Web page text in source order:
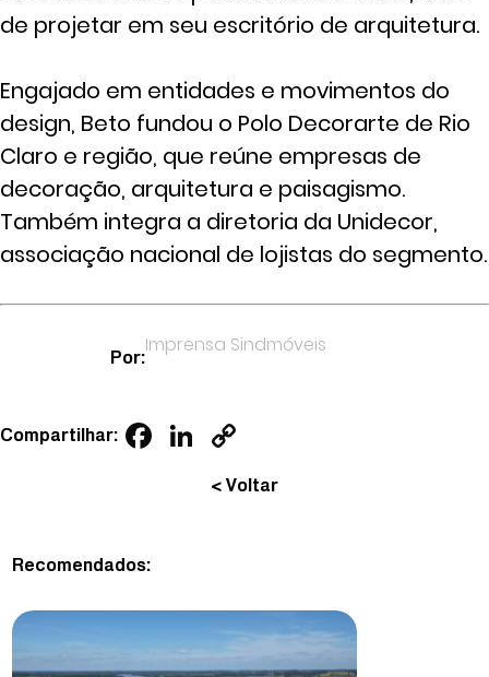
de projetar em seu escritório de arquitetura.
Engajado em entidades e movimentos do
design, Beto fundou o Polo Decorarte de Rio
Claro e região, que reúne empresas de
decoração, arquitetura e paisagismo.
Também integra a diretoria da Unidecor,
associação nacional de lojistas do segmento.
Por:
Imprensa Sindmóveis
Compartilhar: Facebook
LinkedIn
Link
< Voltar
Recomendados: